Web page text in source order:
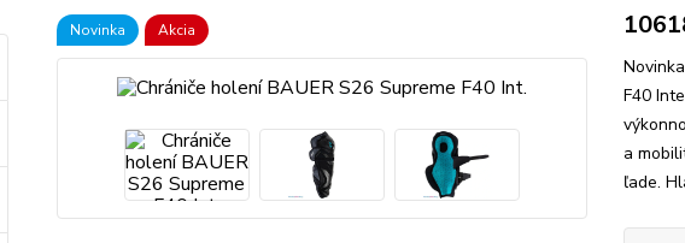
Novinka Akcia
F40
a
ľade.